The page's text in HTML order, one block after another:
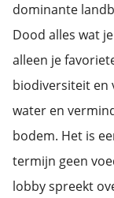
dominante
Dood alles wat
alleen je
biodiversiteit en
water en
bodem. Het is
termijn geen
lobby spreekt